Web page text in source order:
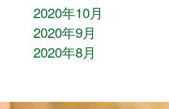
2020年10月
2020年9月
2020年8月